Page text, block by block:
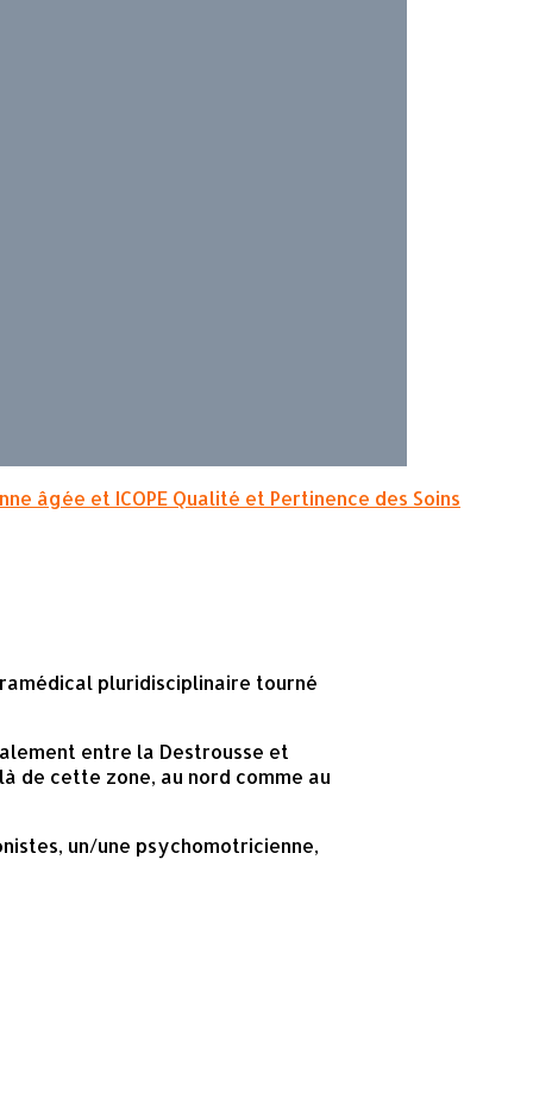
âgée et ICOPE Qualité et Pertinence des Soins
pluridisciplinaire tourné
entre la Destrousse et
de cette zone, au nord comme au
un/une psychomotricienne,